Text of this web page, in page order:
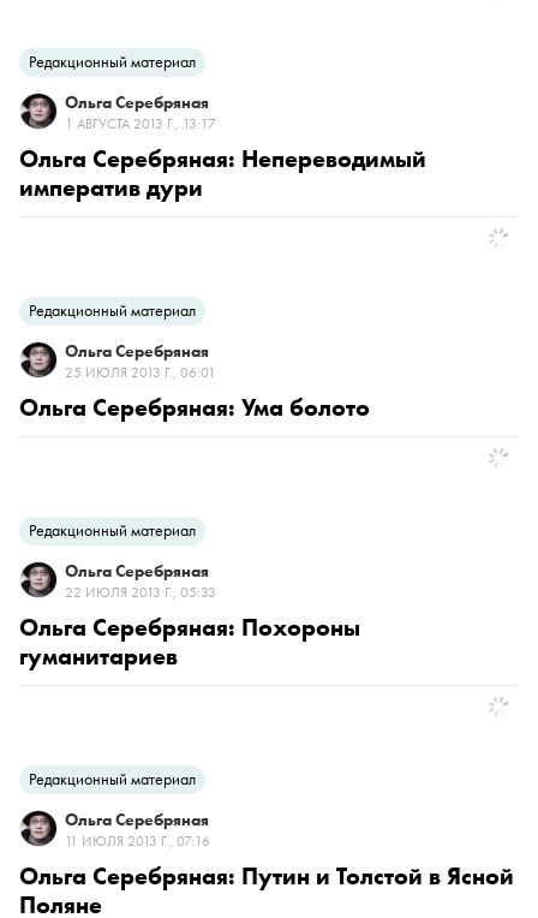
Редакционный материал
Ольга Серебряная
1 АВГУСТА 2013 Г., 13:17
Ольга Серебряная: Непереводимый
императив дури
Редакционный материал
Ольга Серебряная
25 ИЮЛЯ 2013 Г., 06:01
Ольга Серебряная: Ума болото
Редакционный материал
Ольга Серебряная
22 ИЮЛЯ 2013 Г., 05:33
Ольга Серебряная: Похороны
гуманитариев
Редакционный материал
Ольга Серебряная
11 ИЮЛЯ 2013 Г., 07:16
Ольга Серебряная: Путин и Толстой в Ясной
Поляне